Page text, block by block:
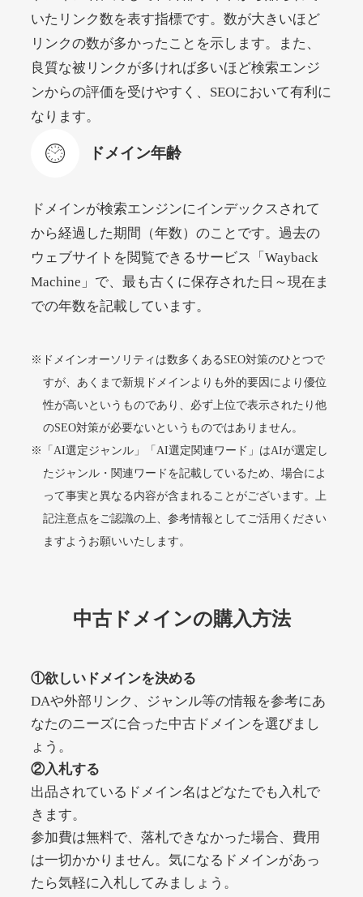
beamie.jp
ジャンルエンターテイメント
DA 52 外部リンク数
4,200円
詳細を見る
themusicnotebook.com
DA52 392
詳細を見る
alprostadil-br.info
ジャンルその他
DA51 外部リンク数 1202 ドメイン年齢1年
入札 0件
詳細を見る
10,800円 入札 0件
debtconsolidationorg.info
ジャンル
DA49 外部リンク数389 ドメイン年齢1年
10,800円 入札 0件
いたリンク数を表す指標です。数が大きいほど
リンクの数が多かったことを示します。また、
良質な被リンクが多ければ多いほど検索エンジ
ンからの評価を受けやすく、SEOにおいて有利に
なります。
ドメイン年齢
ドメインが検索エンジンにインデックスされて
から経過した期間（年数）のことです。過去の
ウェブサイトを閲覧できるサービス「Wayback
Machine」で、最も古くに保存された日～現在ま
での年数を記載しています。
※ドメインオーソリティは数多くあるSEO対策のひとつで
すが、あくまで新規ドメインよりも外的要因により優位
性が高いというものであり、必ず上位で表示されたり他
のSEO対策が必要ないというものではありません。
※「AI選定ジャンル」「AI選定関連ワード」はAIが選定し
たジャンル・関連ワードを記載しているため、場合によ
って事実と異なる内容が含まれることがございます。上
記注意点をご認識の上、参考情報としてご活用ください
ますようお願いいたします。
中古ドメインの購入方法
①欲しいドメインを決める
DAや外部リンク、ジャンル等の情報を参考にあ
なたのニーズに合った中古ドメインを選びまし
ょう。
②入札する
出品されているドメイン名はどなたでも入札で
きます。
参加費は無料で、落札できなかった場合、費用
は一切かかりません。気になるドメインがあっ
たら気軽に入札してみましょう。